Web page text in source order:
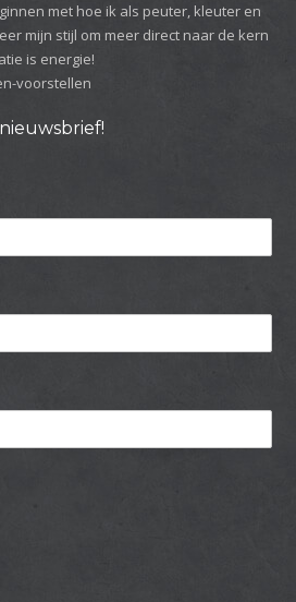
met hoe ik als peuter, kleuter en
mijn stijl om meer direct naar de kern
is energie!
voorstellen